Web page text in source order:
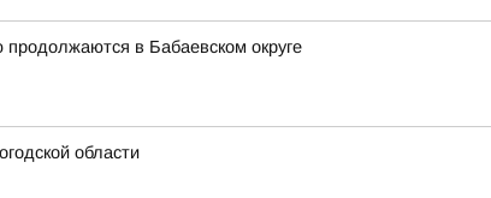
в Бабаевском округе
области